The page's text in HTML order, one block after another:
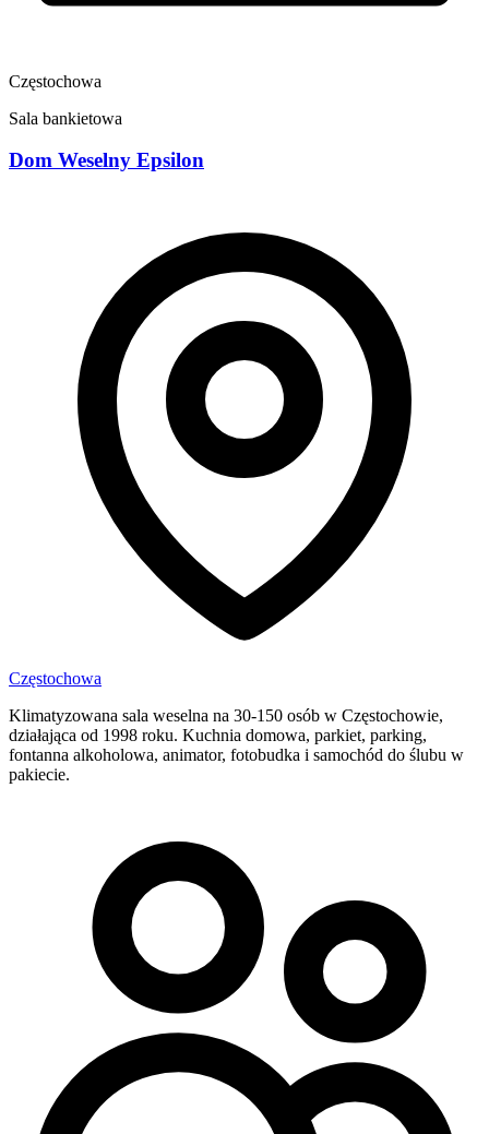
Częstochowa
Sala bankietowa
Dom Weselny Epsilon
Częstochowa
Klimatyzowana sala weselna na 30-150 osób w Częstochowie,
działająca od 1998 roku. Kuchnia domowa, parkiet, parking,
fontanna alkoholowa, animator, fotobudka i samochód do ślubu w
pakiecie.